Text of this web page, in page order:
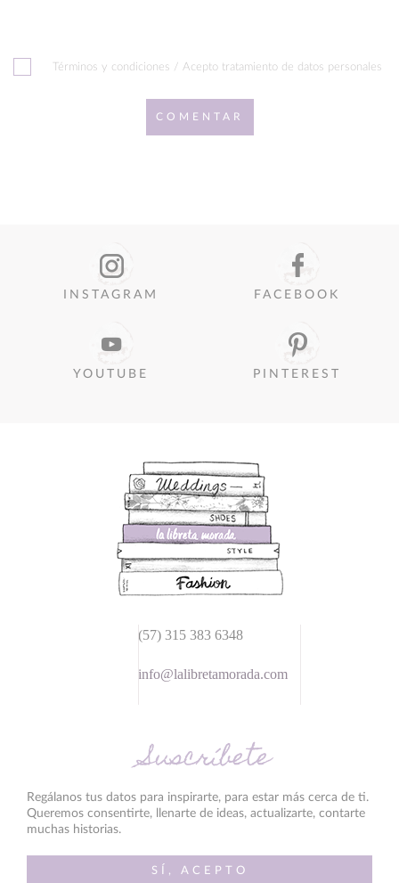
Términos y condiciones / Acepto tratamiento de datos personales
COMENTAR
INSTAGRAM FACEBOOK
YOUTUBE PINTEREST
(57) 315 383 6348
info@lalibretamorada.com
Suscríbete
Regálanos tus datos para inspirarte, para estar más cerca de ti.
Queremos consentirte, llenarte de ideas, actualizarte, contarte
muchas historias.
SÍ, ACEPTO